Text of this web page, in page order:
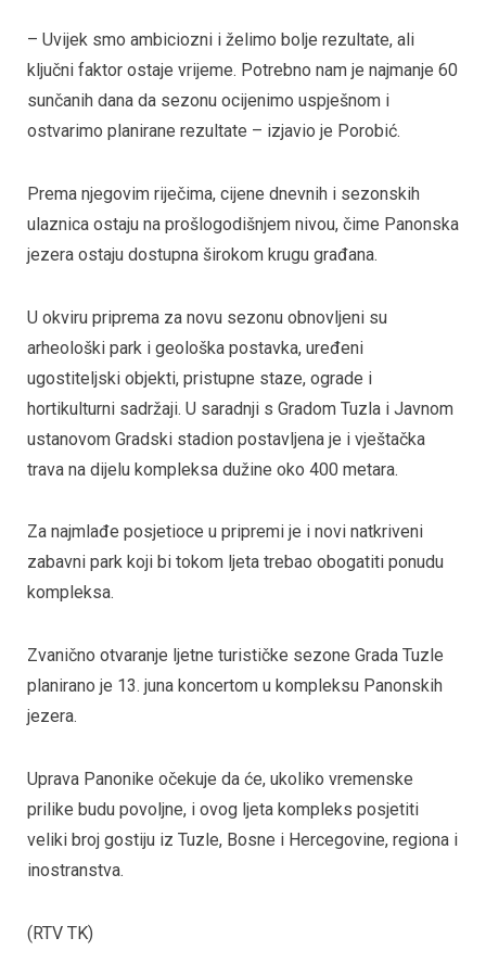
– Uvijek smo ambiciozni i želimo bolje rezultate, ali
ključni faktor ostaje vrijeme. Potrebno nam je najmanje 60
sunčanih dana da sezonu ocijenimo uspješnom i
ostvarimo planirane rezultate – izjavio je Porobić.
Prema njegovim riječima, cijene dnevnih i sezonskih
ulaznica ostaju na prošlogodišnjem nivou, čime Panonska
jezera ostaju dostupna širokom krugu građana.
U okviru priprema za novu sezonu obnovljeni su
arheološki park i geološka postavka, uređeni
ugostiteljski objekti, pristupne staze, ograde i
hortikulturni sadržaji. U saradnji s Gradom Tuzla i Javnom
ustanovom Gradski stadion postavljena je i vještačka
trava na dijelu kompleksa dužine oko 400 metara.
Za najmlađe posjetioce u pripremi je i novi natkriveni
zabavni park koji bi tokom ljeta trebao obogatiti ponudu
kompleksa.
Zvanično otvaranje ljetne turističke sezone Grada Tuzle
planirano je 13. juna koncertom u kompleksu Panonskih
jezera.
Uprava Panonike očekuje da će, ukoliko vremenske
prilike budu povoljne, i ovog ljeta kompleks posjetiti
veliki broj gostiju iz Tuzle, Bosne i Hercegovine, regiona i
inostranstva.
(RTV TK)